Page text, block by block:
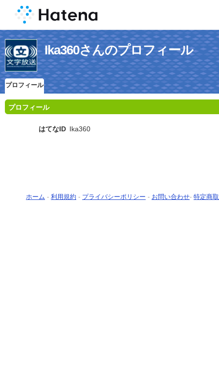
Ika360さんのプロフィール
プロフィール
プロフィール
はてなID Ika360
ホーム - 利用規約 - プライバシーポリシー - お問い合わせ- 特定商